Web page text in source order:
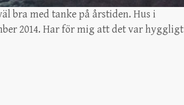
bra med tanke på årstiden. Hus i
2014. Har för mig att det var hyggligt